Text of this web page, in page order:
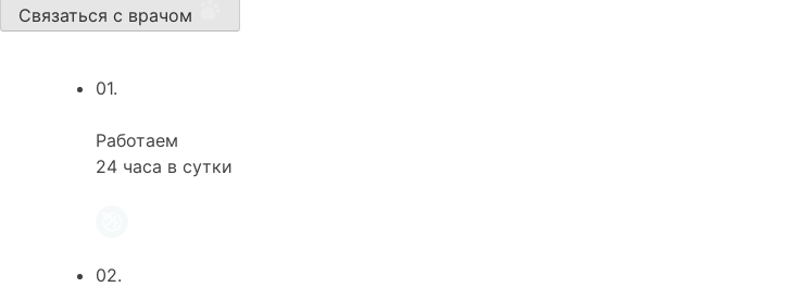
Связаться с врачом
01.
Работаем
24 часа в сутки
02.